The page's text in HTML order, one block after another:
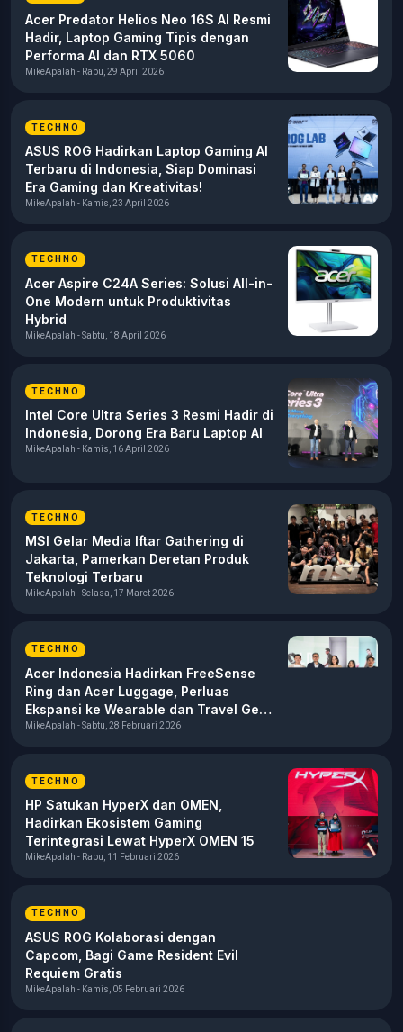
Acer Predator Helios Neo 16S AI Resmi
Hadir, Laptop Gaming Tipis dengan
Performa AI dan RTX 5060
MikeApalah - Rabu, 29 April 2026
TECHNO
ASUS ROG Hadirkan Laptop Gaming AI
Terbaru di Indonesia, Siap Dominasi
Era Gaming dan Kreativitas!
MikeApalah - Kamis, 23 April 2026
TECHNO
Acer Aspire C24A Series: Solusi All-in-
One Modern untuk Produktivitas
Hybrid
MikeApalah - Sabtu, 18 April 2026
TECHNO
Intel Core Ultra Series 3 Resmi Hadir di
Indonesia, Dorong Era Baru Laptop AI
MikeApalah - Kamis, 16 April 2026
TECHNO
MSI Gelar Media Iftar Gathering di
Jakarta, Pamerkan Deretan Produk
Teknologi Terbaru
MikeApalah - Selasa, 17 Maret 2026
TECHNO
Acer Indonesia Hadirkan FreeSense
Ring dan Acer Luggage, Perluas
Ekspansi ke Wearable dan Travel Gear
Modern
MikeApalah - Sabtu, 28 Februari 2026
TECHNO
HP Satukan HyperX dan OMEN,
Hadirkan Ekosistem Gaming
Terintegrasi Lewat HyperX OMEN 15
MikeApalah - Rabu, 11 Februari 2026
TECHNO
ASUS ROG Kolaborasi dengan
Capcom, Bagi Game Resident Evil
Requiem Gratis
MikeApalah - Kamis, 05 Februari 2026